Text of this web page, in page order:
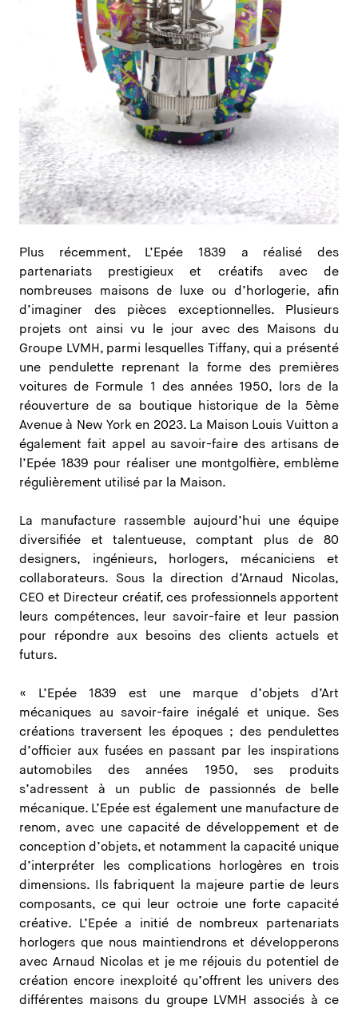
Plus récemment, L’Epée 1839 a réalisé des
partenariats prestigieux et créatifs avec de
nombreuses maisons de luxe ou d’horlogerie, afin
d’imaginer des pièces exceptionnelles. Plusieurs
projets ont ainsi vu le jour avec des Maisons du
Groupe LVMH, parmi lesquelles Tiffany, qui a présenté
une pendulette reprenant la forme des premières
voitures de Formule 1 des années 1950, lors de la
réouverture de sa boutique historique de la 5ème
Avenue à New York en 2023. La Maison Louis Vuitton a
également fait appel au savoir-faire des artisans de
l’Epée 1839 pour réaliser une montgolfière, emblème
régulièrement utilisé par la Maison.
La manufacture rassemble aujourd’hui une équipe
diversifiée et talentueuse, comptant plus de 80
designers, ingénieurs, horlogers, mécaniciens et
collaborateurs. Sous la direction d’Arnaud Nicolas,
CEO et Directeur créatif, ces professionnels apportent
leurs compétences, leur savoir-faire et leur passion
pour répondre aux besoins des clients actuels et
futurs.
« L’Epée 1839 est une marque d’objets d’Art
mécaniques au savoir-faire inégalé et unique. Ses
créations traversent les époques ; des pendulettes
d’officier aux fusées en passant par les inspirations
automobiles des années 1950, ses produits
s’adressent à un public de passionnés de belle
mécanique. L’Epée est également une manufacture de
renom, avec une capacité de développement et de
conception d’objets, et notamment la capacité unique
d’interpréter les complications horlogères en trois
dimensions. Ils fabriquent la majeure partie de leurs
composants, ce qui leur octroie une forte capacité
créative. L’Epée a initié de nombreux partenariats
horlogers que nous maintiendrons et développerons
avec Arnaud Nicolas et je me réjouis du potentiel de
création encore inexploité qu’offrent les univers des
différentes maisons du groupe LVMH associés à ce